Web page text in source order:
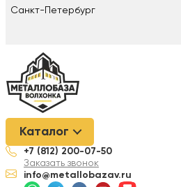
Санкт-Петербург
Каталог
+7 (812) 200-07-50
Заказать звонок
info@metallobazav.ru
Металлобаза Волхонка
Лист нержавеющий